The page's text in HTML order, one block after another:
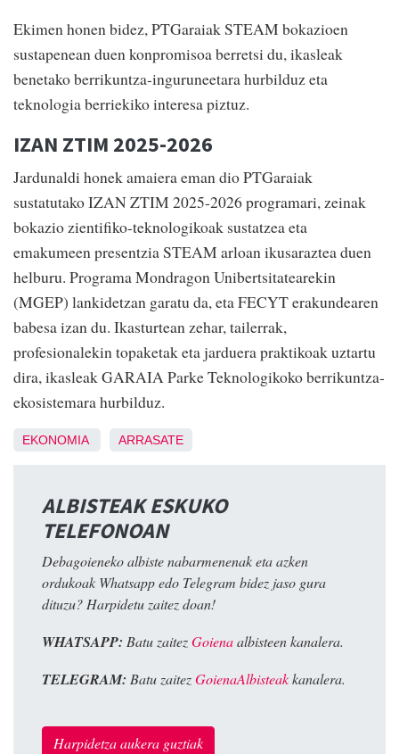
Ekimen honen bidez, PTGaraiak STEAM bokazioen
sustapenean duen konpromisoa berretsi du, ikasleak
benetako berrikuntza-inguruneetara hurbilduz eta
teknologia berriekiko interesa piztuz.
IZAN ZTIM 2025-2026
Jardunaldi honek amaiera eman dio PTGaraiak
sustatutako IZAN ZTIM 2025-2026 programari, zeinak
bokazio zientifiko-teknologikoak sustatzea eta
emakumeen presentzia STEAM arloan ikusaraztea duen
helburu. Programa Mondragon Unibertsitatearekin
(MGEP) lankidetzan garatu da, eta FECYT erakundearen
babesa izan du. Ikasturtean zehar, tailerrak,
profesionalekin topaketak eta jarduera praktikoak uztartu
dira, ikasleak GARAIA Parke Teknologikoko berrikuntza-
ekosistemara hurbilduz.
EKONOMIA ARRASATE
ALBISTEAK ESKUKO
TELEFONOAN
Debagoieneko albiste nabarmenenak eta azken
ordukoak Whatsapp edo Telegram bidez jaso gura
dituzu? Harpidetu zaitez doan!
WHATSAPP: Batu zaitezGoienaalbisteen kanalera.
TELEGRAM: Batu zaitezGoienaAlbisteakkanalera.
Harpidetza aukera guztiak